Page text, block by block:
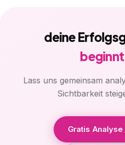
deine
Lass uns gemeinsam
Sichtbarkeit
Gratis Analyse